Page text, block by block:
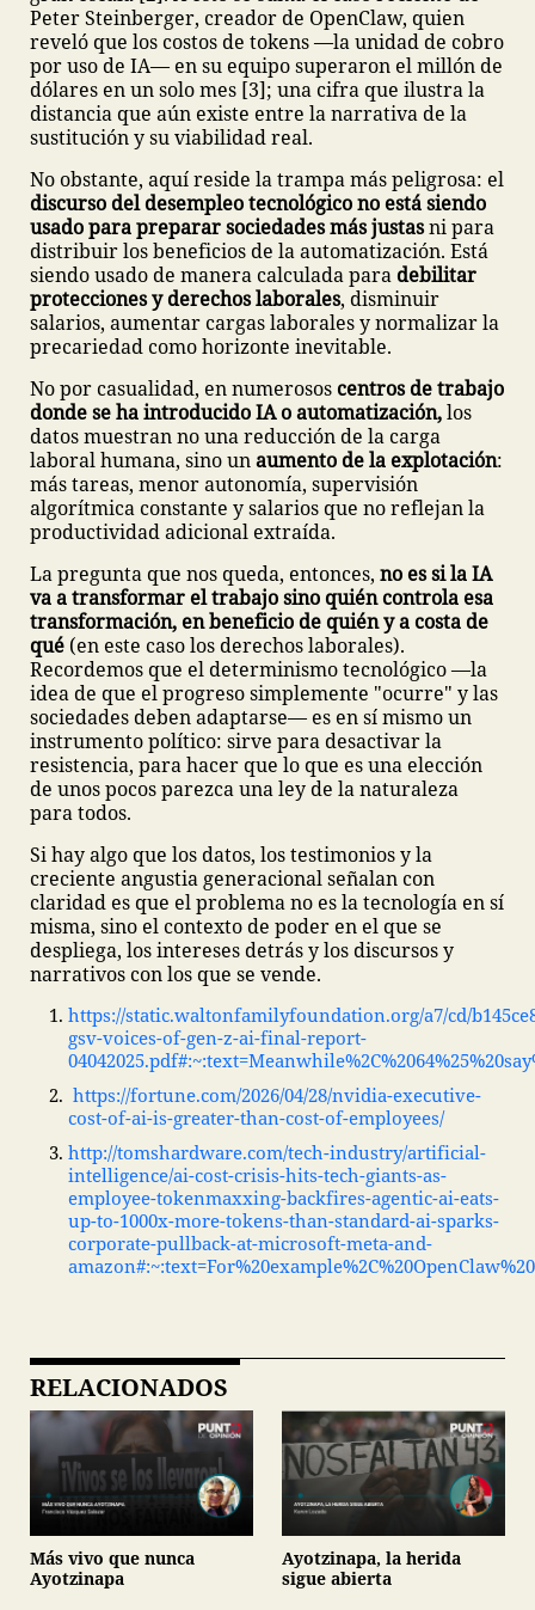
Peter Steinberger, creador de OpenClaw, quien
reveló que los costos de tokens —la unidad de cobro
por uso de IA— en su equipo superaron el millón de
dólares en un solo mes [3]; una cifra que ilustra la
distancia que aún existe entre la narrativa de la
sustitución y su viabilidad real.
No obstante, aquí reside la trampa más peligrosa: el
discurso del desempleo tecnológico no está siendo
usado para preparar sociedades más justasni para
distribuir los beneficios de la automatización. Está
siendo usado de manera calculada para debilitar
protecciones y derechos laborales, disminuir
salarios, aumentar cargas laborales y normalizar la
precariedad como horizonte inevitable.
No por casualidad, en numerosos centros de trabajo
donde se ha introducido IA o automatización,los
datos muestran no una reducción de la carga
laboral humana, sino unaumento de la explotación:
más tareas, menor autonomía, supervisión
algorítmica constante y salarios que no reflejan la
productividad adicional extraída.
La pregunta que nos queda, entonces, no es si la IA
va a transformar el trabajo sino quién controla esa
transformación, en beneficio de quién y a costa de
qué (en este caso los derechos laborales).
Recordemos que el determinismo tecnológico —la
idea de que el progreso simplemente "ocurre" y las
sociedades deben adaptarse— es en sí mismo un
instrumento político: sirve para desactivar la
resistencia, para hacer que lo que es una elección
de unos pocos parezca una ley de la naturaleza
para todos.
Si hay algo que los datos, los testimonios y la
creciente angustia generacional señalan con
claridad es que el problema no es la tecnología en sí
misma, sino el contexto de poder en el que se
despliega, los intereses detrás y los discursos y
narrativos con los que se vende.
https://static.waltonfamilyfoundation.org/a7/cd/
gsv-voices-of-gen-z-ai-final-report-
https://fortune.com/2026/04/28/nvidia-executive-
cost-of-ai-is-greater-than-cost-of-employees/
http://tomshardware.com/tech-industry/artificial-
intelligence/ai-cost-crisis-hits-tech-giants-as-
employee-tokenmaxxing-backfires-agentic-ai-eats-
up-to-1000x-more-tokens-than-standard-ai-sparks-
corporate-pullback-at-microsoft-meta-and-
RELACIONADOS
Más vivo que nunca
Ayotzinapa
Ayotzinapa, la herida
sigue abierta